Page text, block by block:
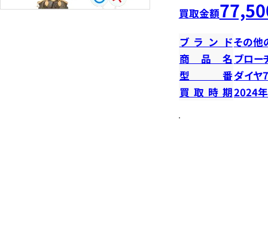
買取金額
ブランドその他
商品名 ブロー
型番ダイヤ
買取時期2024